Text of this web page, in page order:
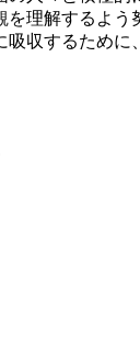
を理解するよう
吸収するために